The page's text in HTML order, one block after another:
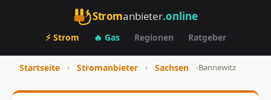
Stromanbieter.online
⚡ Strom 🔥 Gas Regionen Ratgeber
Startseite › Stromanbieter › Sachsen ›Bannewitz